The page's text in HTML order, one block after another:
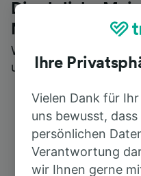
Die ehrliche
Nutzern
Wer könnte Ihnen
unsere Kunden selbst?
Ihre
Vielen Dank für
uns bewusst,
persönlichen
Verantwortung
wir Ihnen gerne